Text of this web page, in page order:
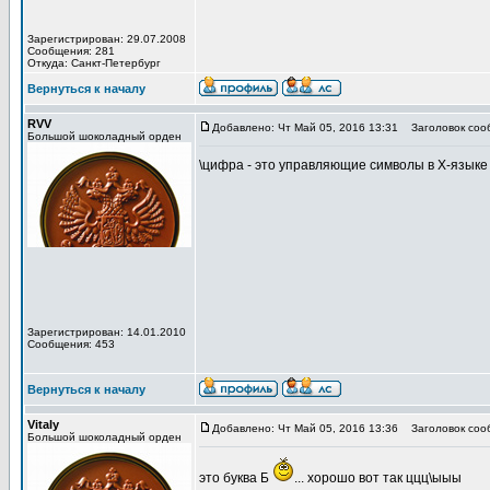
Зарегистрирован: 29.07.2008
Сообщения: 281
Откуда: Санкт-Петербург
Вернуться к началу
RVV
Большой шоколадный орден
Зарегистрирован: 14.01.2010
Сообщения: 453
Добавлено: Чт Май 05, 2016 13:31 Заголовок
\цифра - это управляющие символы в Х-языке
Вернуться к началу
Vitaly
Большой шоколадный орден
Добавлено: Чт Май 05, 2016 13:36 Заголовок
это буква Б ... хорошо вот так ццц\ыыы